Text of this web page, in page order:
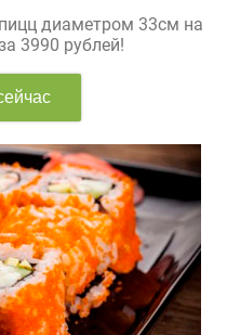
диаметром 33см на
3990 рублей!